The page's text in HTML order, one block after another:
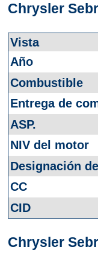
Chrysler
Chrysler